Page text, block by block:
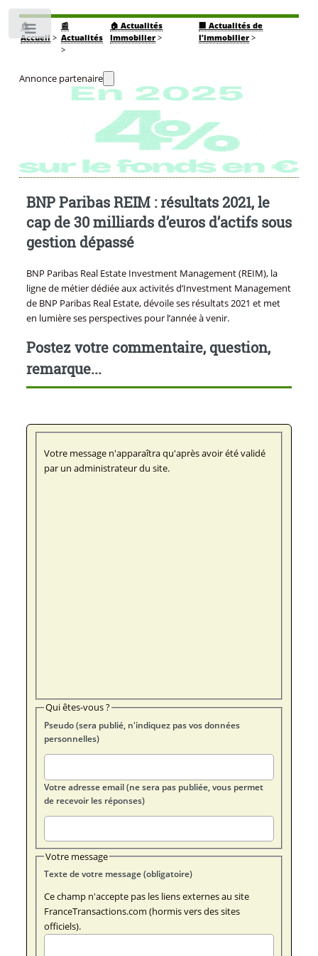
🏠
Accueil>
📰
Actualités
>
🏠 Actualités
Immobilier >
🏢 Actualités de
l’immobilier >
Annonce partenaire
BNP Paribas REIM : résultats 2021, le
cap de 30 milliards d’euros d’actifs sous
gestion dépassé
BNP Paribas Real Estate Investment Management (REIM), la
ligne de métier dédiée aux activités d’Investment Management
de BNP Paribas Real Estate, dévoile ses résultats 2021 et met
en lumière ses perspectives pour l’année à venir.
Postez votre commentaire, question,
remarque...
Votre message n'apparaîtra qu'après avoir été validé
par un administrateur du site.
Qui êtes-vous ?
Pseudo (sera publié, n'indiquez pas vos données
personnelles)
Votre adresse email (ne sera pas publiée, vous permet
de recevoir les réponses)
Votre message
Texte de votre message (obligatoire)
Ce champ n'accepte pas les liens externes au site
FranceTransactions.com (hormis vers des sites
officiels).
Toggle